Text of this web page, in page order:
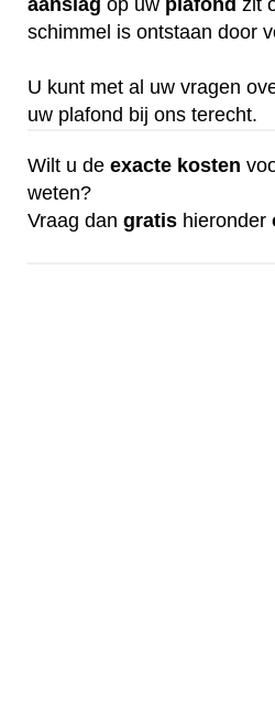
aanslag op uw plafond zit
schimmel is ontstaan door
U kunt met al uw vragen
uw plafond bij ons terecht.
Wilt u de exacte kosten
weten?
Vraag dan gratis hieronder